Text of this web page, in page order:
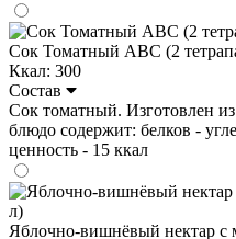
Сок Томатный ABC (2
Ккал: 300
Состав
Сок томатный. Изготовлен
блюдо содержит: белков -
ценность - 15 ккал
Яблочно-вишнёвый нектар с